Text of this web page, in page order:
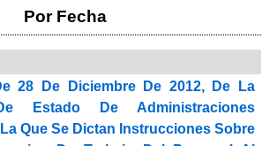
Por Fecha
28 De Diciembre De 2012, De La
Estado De Administraciones
Que Se Dictan Instrucciones Sobre